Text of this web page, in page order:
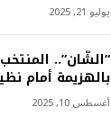
يوليو 21, 2025
“الشّان”..
بالهزيمة أمام
أغسطس 10, 2025